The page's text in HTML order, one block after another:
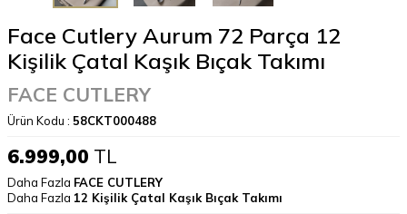
Face Cutlery Aurum 72 Parça 12
Kişilik Çatal Kaşık Bıçak Takımı
FACE CUTLERY
Ürün Kodu : 58CKT000488
6.999,00 TL
Daha Fazla FACE CUTLERY
Daha Fazla 12 Kişilik Çatal Kaşık Bıçak Takımı